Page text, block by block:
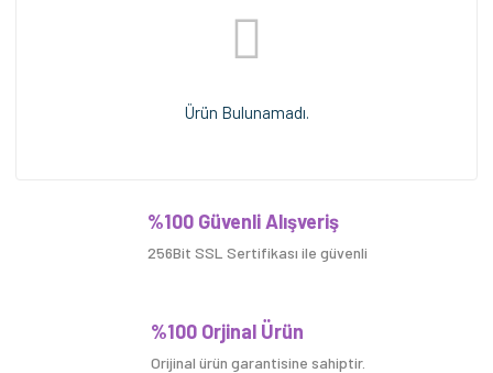
Ürün Bulunamadı.
%100 Güvenli Alışveriş
256Bit SSL Sertifikası ile güvenli
%100 Orjinal Ürün
Orijinal ürün garantisine sahiptir.